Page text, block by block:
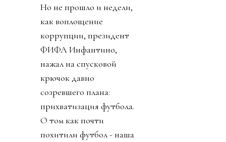
Но не прошло и недели,
как воплощение
коррупции, президент
ФИФА Инфантино,
нажал на спусковой
крючок давно
созревшего плана:
прихватизация футбола.
О том как почти
похитили футбол - наша